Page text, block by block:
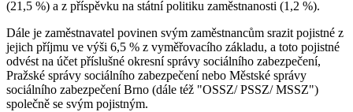
(21,5 %) a z příspěvku na státní politiku zaměstnanosti (1,2 %).
Dále je zaměstnavatel povinen svým zaměstnancům srazit pojistné z
jejich příjmu ve výši 6,5 % z vyměřovacího základu, a toto pojistné
odvést na účet příslušné okresní správy sociálního zabezpečení,
Pražské správy sociálního zabezpečení nebo Městské správy
sociálního zabezpečení Brno (dále též "OSSZ/ PSSZ/ MSSZ")
společně se svým pojistným.